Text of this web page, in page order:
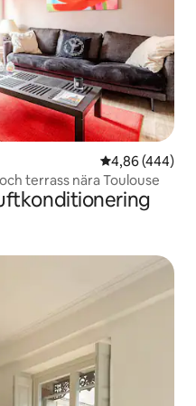
4,86 av 5 i
4,86 (444)
terrass nära Toulouse